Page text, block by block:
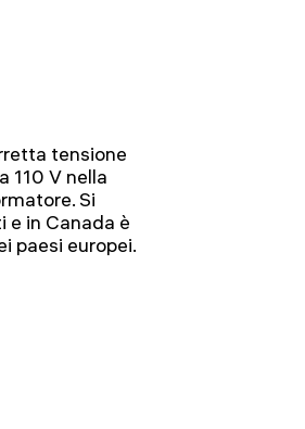
tensione
110 V nella
Si
e in Canada è
paesi europei.